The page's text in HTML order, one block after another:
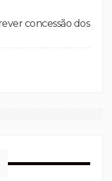
concessão dos